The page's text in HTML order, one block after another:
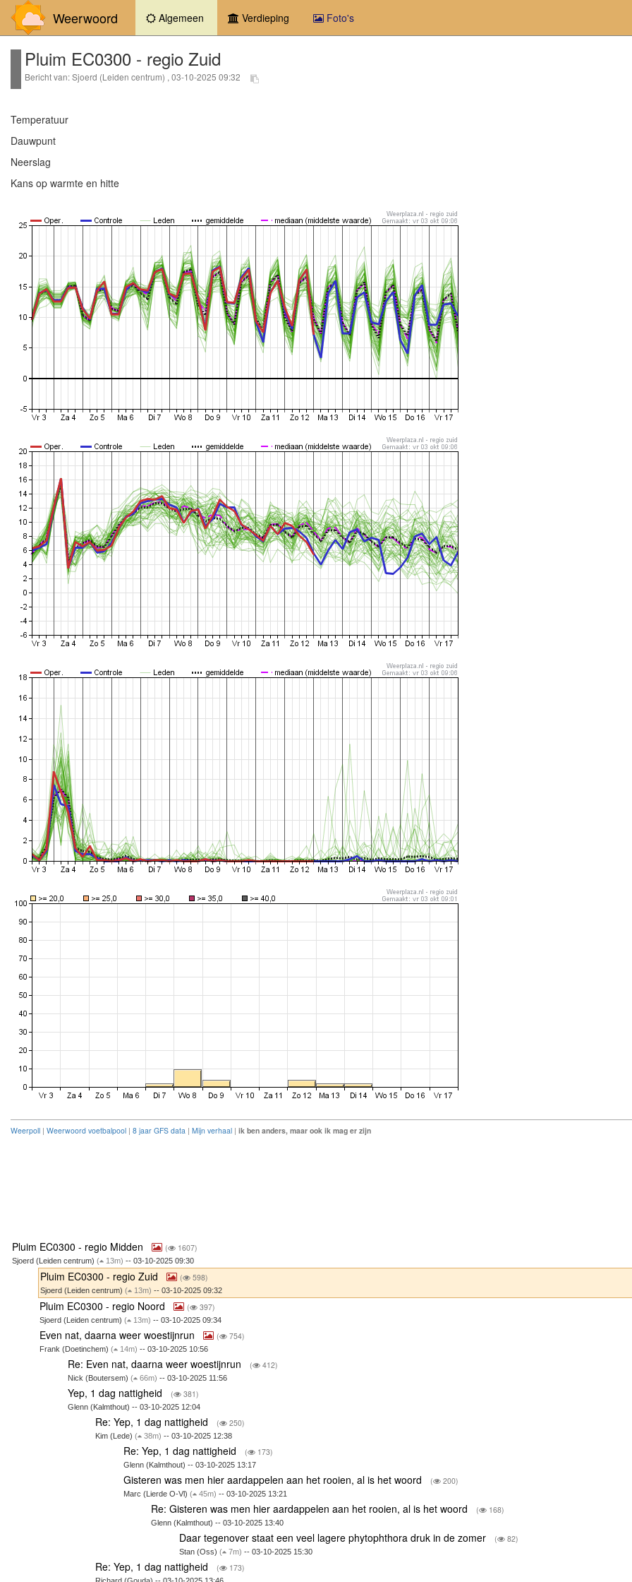
Weerwoord Algemeen (current)Verdieping Foto's
Pluim EC0300 - regio Zuid
Bericht van: Sjoerd (Leiden centrum) , 03-10-2025 09:32
Temperatuur
Dauwpunt
Neerslag
Kans op warmte en hitte
Weerpoll | Weerwoord voetbalpool | 8 jaar GFS data | Mijn verhaal | ik ben anders, maar ook ik mag er zijn
Pluim EC0300 - regio Midden ( 1607)
Sjoerd (Leiden centrum) ( 13m) -- 03-10-2025 09:30
Pluim EC0300 - regio Zuid ( 598)
Sjoerd (Leiden centrum)( 13m) -- 03-10-2025 09:32
Pluim EC0300 - regio Noord ( 397)
Sjoerd (Leiden centrum)( 13m) -- 03-10-2025 09:34
Even nat, daarna weer woestijnrun ( 754)
Frank (Doetinchem)( 14m) -- 03-10-2025 10:56
Re: Even nat, daarna weer woestijnrun ( 412)
Nick (Boutersem) ( 66m) -- 03-10-2025 11:56
Yep, 1 dag nattigheid ( 381)
Glenn (Kalmthout) -- 03-10-2025 12:04
Re: Yep, 1 dag nattigheid ( 250)
Kim (Lede)( 38m) -- 03-10-2025 12:38
Re: Yep, 1 dag nattigheid ( 173)
Glenn (Kalmthout) -- 03-10-2025 13:17
Gisteren was men hier aardappelen aan het rooien, al is het woord ( 200)
Marc (Lierde O-Vl) ( 45m) -- 03-10-2025 13:21
Re: Gisteren was men hier aardappelen aan het rooien, al is het woord ( 168)
Glenn (Kalmthout) -- 03-10-2025 13:40
Daar tegenover staat een veel lagere phytophthora druk in de zomer ( 82)
Stan (Oss) ( 7m) -- 03-10-2025 15:30
Re: Yep, 1 dag nattigheid ( 173)